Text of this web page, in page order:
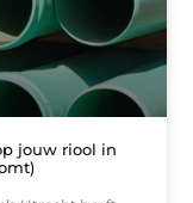
jouw riool in